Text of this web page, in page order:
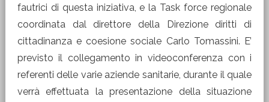
fautrici di questa iniziativa, e la Task force regionale
coordinata dal direttore della Direzione diritti di
cittadinanza e coesione sociale Carlo Tomassini. E’
previsto il collegamento in videoconferenza con i
referenti delle varie aziende sanitarie, durante il quale
verrà effettuata la presentazione della situazione